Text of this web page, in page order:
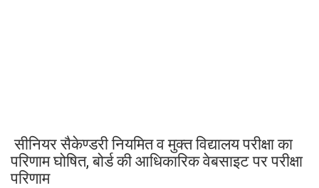
सीनियर सैकेण्डरी नियमित व मुक्त विद्यालय परीक्षा का
परिणाम घोषित, बोर्ड की आधिकारिक वेबसाइट पर परीक्षा
परिणाम